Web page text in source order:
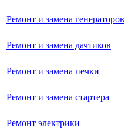
Ремонт и замена генераторов
Ремонт и замена дачтиков
Ремонт и замена печки
Ремонт и замена стартера
Ремонт электрики